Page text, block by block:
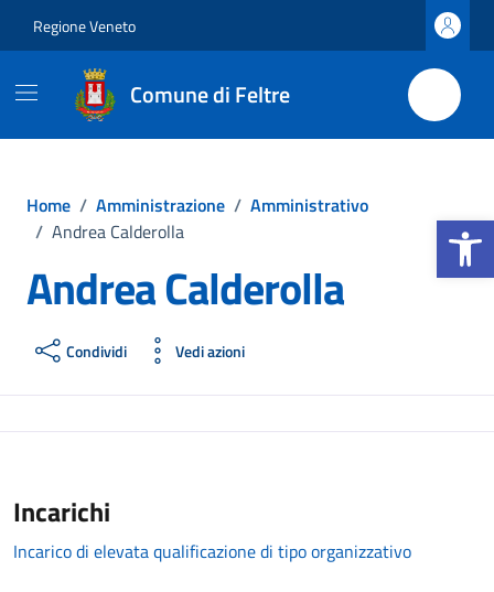
Apri la
Regione Veneto
Comune di Feltre
Home / Amministrazione / Amministrativo
/ Andrea Calderolla
Andrea Calderolla
Condividi Vedi azioni
Incarichi
Incarico di elevata qualificazione di tipo organizzativo